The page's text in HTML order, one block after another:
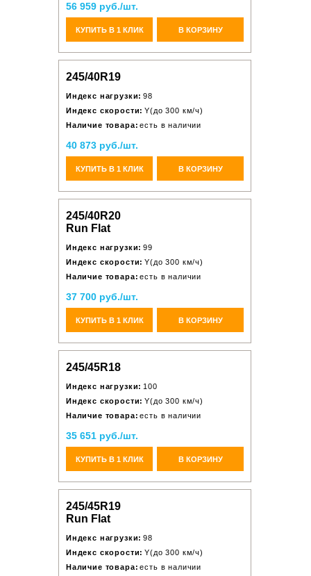
56 959 руб./шт.
КУПИТЬ В 1 КЛИК В КОРЗИНУ
245/40R19
Индекс нагрузки: 98
Индекс скорости: Y(до 300 км/ч)
Наличие товара: есть в наличии
40 873 руб./шт.
КУПИТЬ В 1 КЛИК В КОРЗИНУ
245/40R20
Run Flat
Индекс нагрузки: 99
Индекс скорости: Y(до 300 км/ч)
Наличие товара: есть в наличии
37 700 руб./шт.
КУПИТЬ В 1 КЛИК В КОРЗИНУ
245/45R18
Индекс нагрузки: 100
Индекс скорости: Y(до 300 км/ч)
Наличие товара: есть в наличии
35 651 руб./шт.
КУПИТЬ В 1 КЛИК В КОРЗИНУ
245/45R19
Run Flat
Индекс нагрузки: 98
Индекс скорости: Y(до 300 км/ч)
Наличие товара: есть в наличии